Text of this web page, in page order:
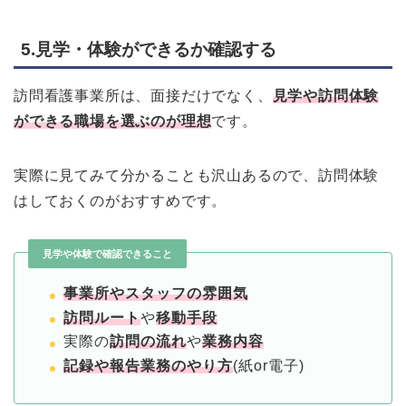
5.見学・体験ができるか確認する
訪問看護事業所は、面接だけでなく、 見学や訪問体験
ができる職場を選ぶのが理想です。
実際に見てみて分かることも沢山あるので、訪問体験
はしておくのがおすすめです。
見学や体験で確認できること
事業所やスタッフの雰囲気
訪問ルートや移動手段
実際の訪問の流れや業務内容
記録や報告業務のやり方(紙or電子)